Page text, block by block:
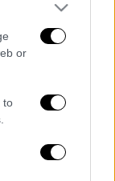
or
to
κάποια
λέγοντας
που
μέσα
συνεχώς
εκεί